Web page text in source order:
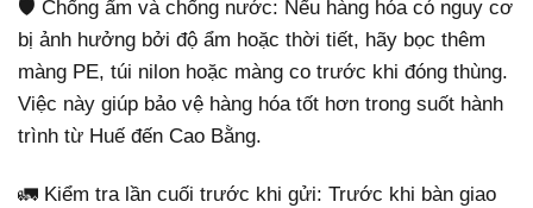
🛡️ Chống ẩm và chống nước: Nếu hàng hóa có nguy cơ
bị ảnh hưởng bởi độ ẩm hoặc thời tiết, hãy bọc thêm
màng PE, túi nilon hoặc màng co trước khi đóng thùng.
Việc này giúp bảo vệ hàng hóa tốt hơn trong suốt hành
trình từ Huế đến Cao Bằng.
🚛 Kiểm tra lần cuối trước khi gửi: Trước khi bàn giao